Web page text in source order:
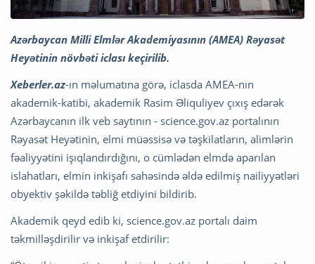
Azərbaycan Milli Elmlər Akademiyasının (AMEA) Rəyasət
Heyətinin növbəti iclası keçirilib.
Xeberler.az-ın məlumatına görə, iclasda AMEA-nın
akademik-katibi, akademik Rasim Əliquliyev çıxış edərək
Azərbaycanın ilk veb saytının - science.gov.az portalının
Rəyasət Heyətinin, elmi müəssisə və təşkilatların, alimlərin
fəaliyyətini işıqlandırdığını, o cümlədən elmdə aparılan
islahatları, elmin inkişafı sahəsində əldə edilmiş nailiyyətləri
obyektiv şəkildə təbliğ etdiyini bildirib.
Akademik qeyd edib ki, science.gov.az portalı daim
təkmilləşdirilir və inkişaf etdirilir: